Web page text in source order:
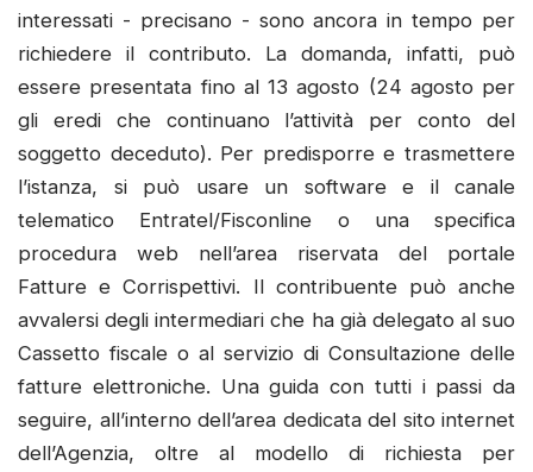
interessati - precisano - sono ancora in tempo per
richiedere il contributo. La domanda, infatti, può
essere presentata fino al 13 agosto (24 agosto per
gli eredi che continuano l’attività per conto del
soggetto deceduto). Per predisporre e trasmettere
l’istanza, si può usare un software e il canale
telematico Entratel/Fisconline o una specifica
procedura web nell’area riservata del portale
Fatture e Corrispettivi. Il contribuente può anche
avvalersi degli intermediari che ha già delegato al suo
Cassetto fiscale o al servizio di Consultazione delle
fatture elettroniche. Una guida con tutti i passi da
seguire, all’interno dell’area dedicata del sito internet
dell’Agenzia, oltre al modello di richiesta per